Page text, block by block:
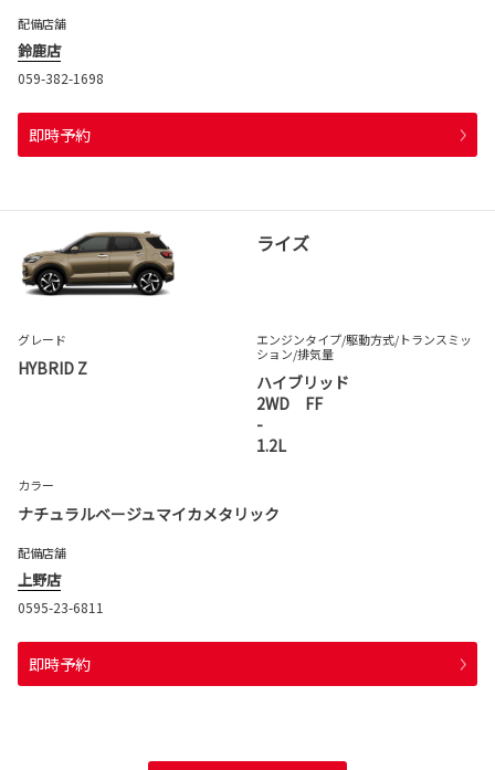
配備店舗
鈴鹿店
059-382-1698
即時予約
ライズ
グレード
HYBRID Z
エンジンタイプ/駆動方式/トランスミッ
ション/排気量
ハイブリッド
2WD FF
-
1.2L
カラー
ナチュラルベージュマイカメタリック
配備店舗
上野店
0595-23-6811
即時予約